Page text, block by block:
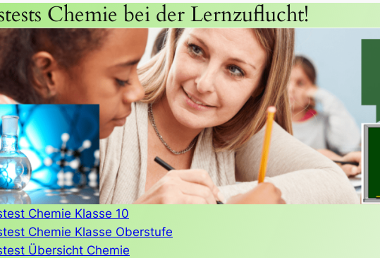
Chemie bei der Lernzuflucht!
Chemie Klasse 10
Chemie Klasse Oberstufe
Übersicht Chemie